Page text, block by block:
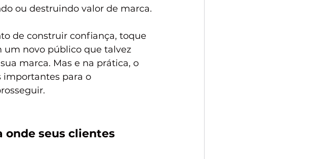
ou destruindo valor de marca.
de construir confiança, toque
novo público que talvez
marca. Mas e na prática, o
importantes para o
onde seus clientes